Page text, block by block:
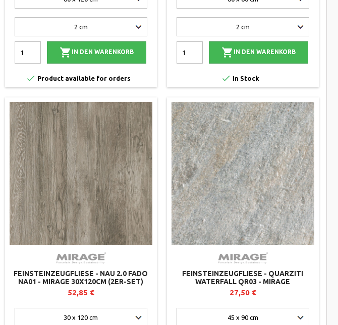
 IN DEN WARENKORB
 Product available for orders
 IN DEN WARENKORB
 In Stock
FEINSTEINZEUGFLIESE - NAU 2.0 FADO
NA01 - MIRAGE 30X120CM (2ER-SET)
52,85 €
FEINSTEINZEUGFLIESE - QUARZITI
WATERFALL QR03 - MIRAGE
27,50 €